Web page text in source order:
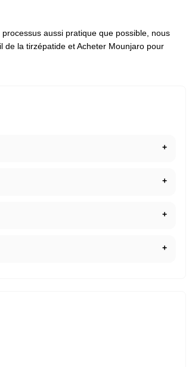
aussi pratique que possible, nous
de la tirzépatide et Acheter Mounjaro pour